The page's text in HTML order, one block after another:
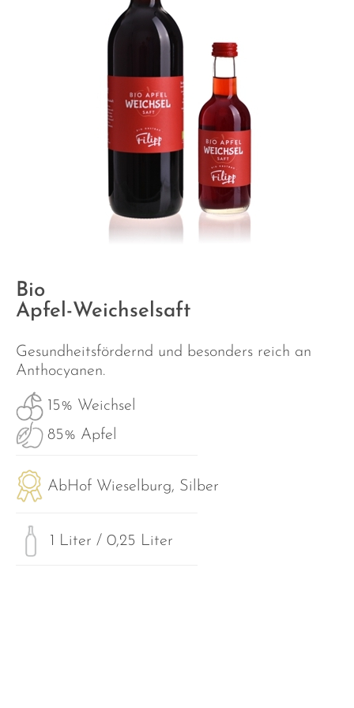
Bio
Apfel-Weichselsaft
Gesundheitsfördernd und besonders reich an
Anthocyanen.
15% Weichsel
85% Apfel
AbHof Wieselburg, Silber
1 Liter / 0,25 Liter